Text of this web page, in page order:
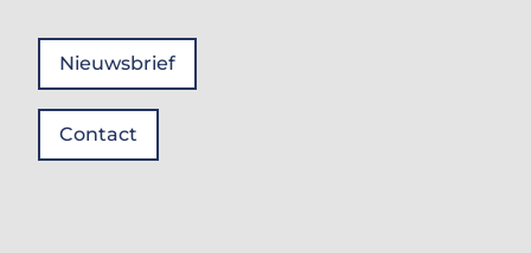
Nieuwsbrief
Contact